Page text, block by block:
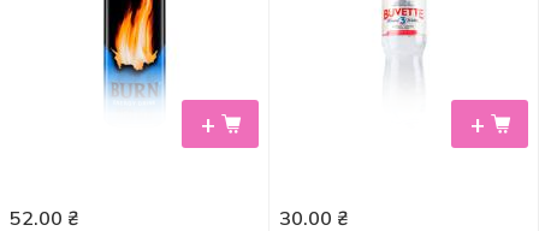
+
52.00 ₴
+
30.00 ₴